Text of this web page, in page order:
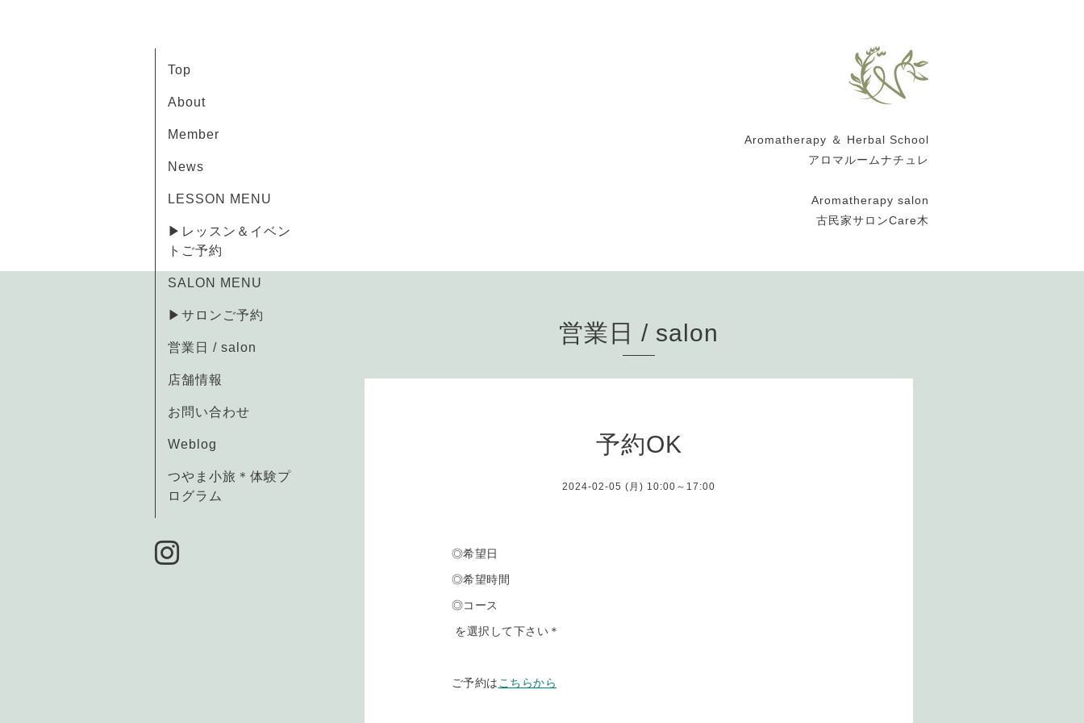
Aromatherapy ＆ Herbal School
アロマルームナチュレ
Aromatherapy salon
古民家サロンCare木
Top
About
Member
News
LESSON MENU
▶レッスン＆イベン
トご予約
SALON MENU
▶サロンご予約
営業日 / salon
店舗情報
お問い合わせ
Weblog
つやま小旅＊体験プ
ログラム
営業日 / salon
予約OK
2024-02-05 (月) 10:00～17:00
◎希望日
◎希望時間
◎コース
を選択して下さい＊
ご予約は こちらから